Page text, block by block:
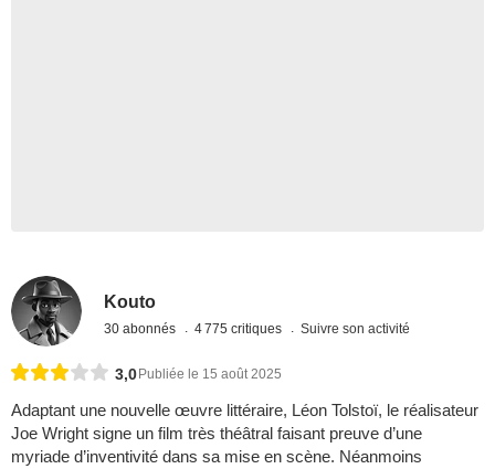
Kouto
30 abonnés 4 775 critiques Suivre son activité
3,0 Publiée le 15 août 2025
Adaptant une nouvelle œuvre littéraire, Léon Tolstoï, le réalisateur
Joe Wright signe un film très théâtral faisant preuve d’une
myriade d’inventivité dans sa mise en scène. Néanmoins